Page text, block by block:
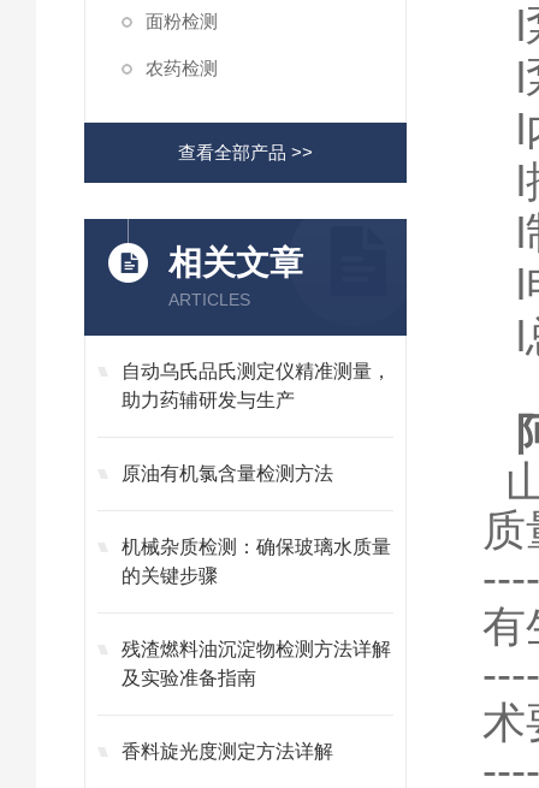
面粉检测
农药检测
查看全部产品 >>
相关文章
ARTICLES
自动乌氏品氏测定仪精准测量，
助力药辅研发与生产
原油有机氯含量检测方法
机械杂质检测：确保玻璃水质量
的关键步骤
残渣燃料油沉淀物检测方法详解
及实验准备指南
香料旋光度测定方法详解
l
l
l
l
l
l
l
有
术